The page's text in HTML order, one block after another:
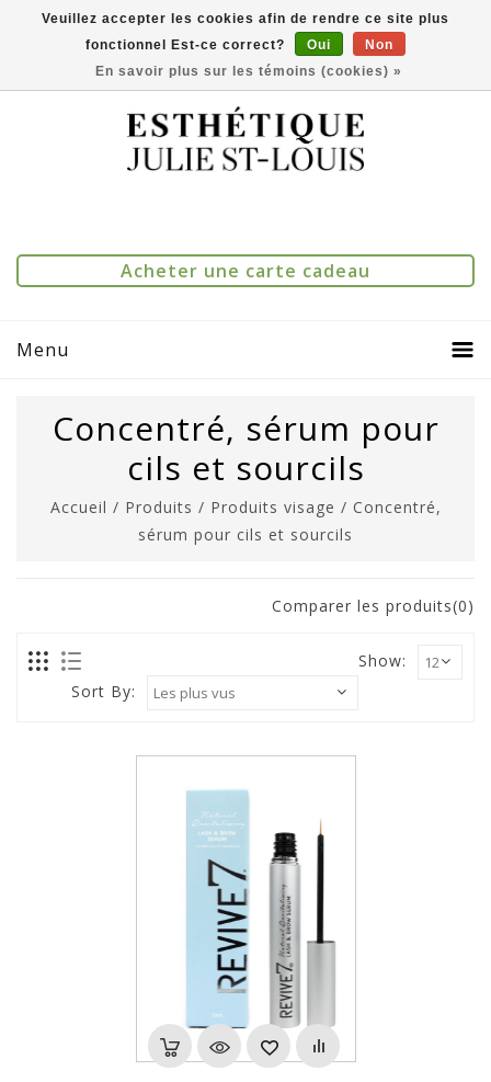
Comparer(0)
Acheter une carte cadeau
Menu
Concentré, sérum pour
cils et sourcils
Accueil / Produits / Produits visage / Concentré,
sérum pour cils et sourcils
Comparer les produits(0)
Show:
Sort By:
Veuillez accepter les cookies afin de rendre ce site plus
fonctionnel Est-ce correct?
Oui
Non
En savoir plus sur les témoins (cookies) »